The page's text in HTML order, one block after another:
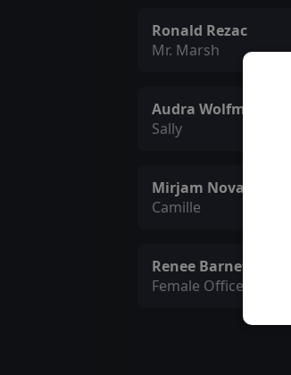
Ronald Rezac
Mr. Marsh
Audra Wolfmann
Sally
Mirjam Novak
Camille
Renee Barnett
Female Officer